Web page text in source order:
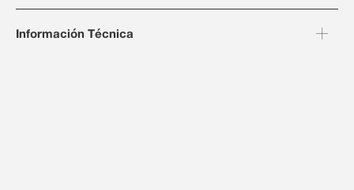
Información Técnica